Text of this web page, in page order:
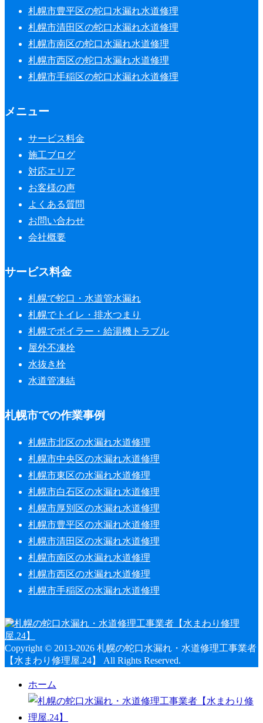
札幌市豊平区の蛇口水漏れ水道修理
札幌市清田区の蛇口水漏れ水道修理
札幌市南区の蛇口水漏れ水道修理
札幌市西区の蛇口水漏れ水道修理
札幌市手稲区の蛇口水漏れ水道修理
メニュー
サービス料金
施工ブログ
対応エリア
お客様の声
よくある質問
お問い合わせ
会社概要
サービス料金
札幌で蛇口・水道管水漏れ
札幌でトイレ・排水つまり
札幌でボイラー・給湯機トラブル
屋外不凍栓
水抜き栓
水道管凍結
札幌市での作業事例
札幌市北区の水漏れ水道修理
札幌市中央区の水漏れ水道修理
札幌市東区の水漏れ水道修理
札幌市白石区の水漏れ水道修理
札幌市厚別区の水漏れ水道修理
札幌市豊平区の水漏れ水道修理
札幌市清田区の水漏れ水道修理
札幌市南区の水漏れ水道修理
札幌市西区の水漏れ水道修理
札幌市手稲区の水漏れ水道修理
Copyright © 2013-2026 札幌の蛇口水漏れ・水道修理工事業者
【水まわり修理屋.24】 All Rights Reserved.
ホーム